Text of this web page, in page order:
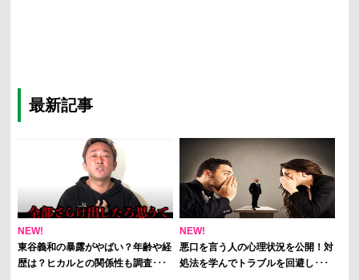
最新記事
NEW!
東谷義和の暴露がやばい？年齢や経
歴は？ヒカルとの関係性も調査･･･
NEW!
悪口を言う人の心理状況を公開！対
処法を学んでトラブルを回避し･･･